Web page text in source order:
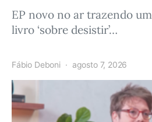
EP novo no ar trazendo
livro ‘sobre desistir’…
Fábio Deboni agosto 7, 2026